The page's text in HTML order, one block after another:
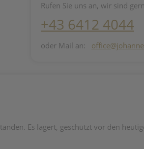
Rufen Sie uns an, wir sind
+43 6412 4044
oder Mail an:
Es lagert, geschützt vor den